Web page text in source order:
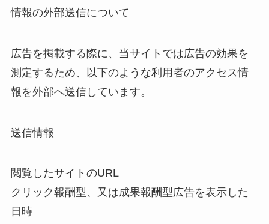
情報の外部送信について
広告を掲載する際に、当サイトでは広告の効果を
測定するため、以下のような利用者のアクセス情
報を外部へ送信しています。
送信情報
閲覧したサイトのURL
クリック報酬型、又は成果報酬型広告を表示した
日時